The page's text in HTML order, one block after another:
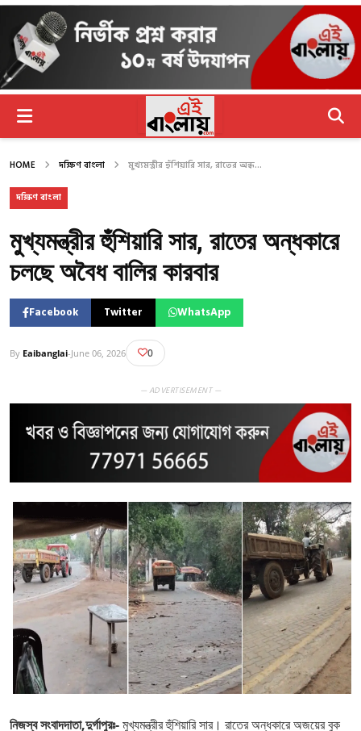
HOME দক্ষিণ বাংলা মুখ্যমন্ত্রীর হুঁশিয়ারি সার, রাতের অন্ধ...
দক্ষিণ বাংলা
মুখ্যমন্ত্রীর হুঁশিয়ারি সার, রাতের অন্ধকারে
চলছে অবৈধ বালির কারবার
Facebook Twitter WhatsApp
By Eaibanglai-June 06, 2026 0
— ADVERTISEMENT —
নিজস্ব সংবাদদাতা,দুর্গাপুরঃ-মুখ্যমন্ত্রীর হুঁশিয়ারি সার। রাতের অন্ধকারে অজয়ের বুক